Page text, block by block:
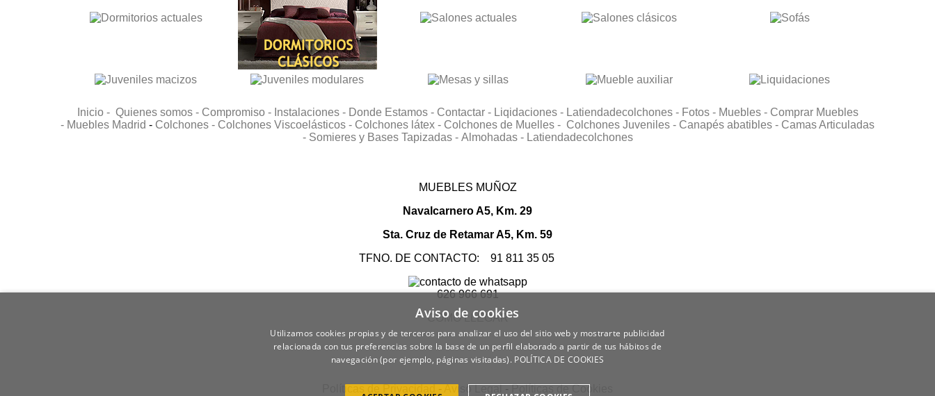
Inicio - Quienes somos - Compromiso - Instalaciones - Donde Estamos - Contactar - Liqidaciones - Latiendadecolchones - Fotos - Muebles - Comprar Muebles
- Muebles Madrid - Colchones - Colchones Viscoelásticos - Colchones látex - Colchones de Muelles - Colchones Juveniles - Canapés abatibles - Camas Articuladas
- Somieres y Bases Tapizadas - Almohadas - Latiendadecolchones
MUEBLES MUÑOZ
Navalcarnero A5, Km. 29
Sta. Cruz de Retamar A5, Km. 59
TFNO. DE CONTACTO: 91 811 35 05
626 966 691
COMO LLEGAR
- Aviso Legal-Políticas de Cookies
Aviso de cookies
Utilizamos cookies propias y de terceros para analizar el uso del sitio web y mostrarte publicidad
relacionada con tus preferencias sobre la base de un perfil elaborado a partir de tus hábitos de
navegación (por ejemplo, páginas visitadas). POLÍTICA DE COOKIES